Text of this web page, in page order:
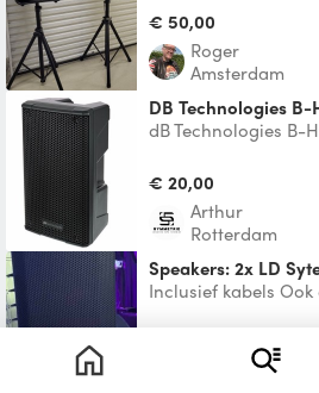
voor kleine zalen, k
€ 50,00
Roger
Amsterdam
dB Technologies
dB Technologies B-
20kHz 8 inch driver -
€ 20,00
Arthur
Rotterdam
Speakers: 2x LD
Inclusief kabels Ook